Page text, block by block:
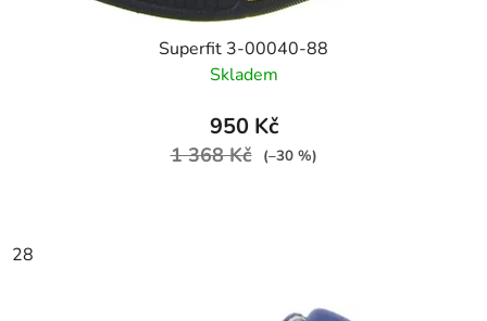
Superfit 3-00040-88
Skladem
950 Kč
1 368 Kč (–30 %)
28